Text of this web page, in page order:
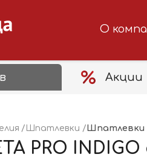
О
Акции
Шпатлевки Шпатлевки
PRO INDIGO